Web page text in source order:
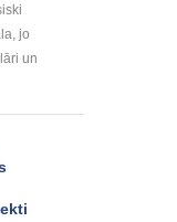
jo
un